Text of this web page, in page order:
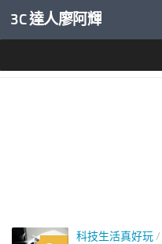
內文下方
3C 達人廖阿輝
科技生活真好玩/